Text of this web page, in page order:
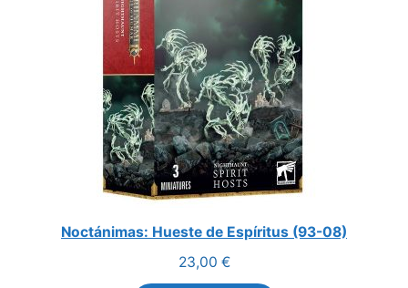
Noctánimas: Hueste de Espíritus (93-08)
23,00 €